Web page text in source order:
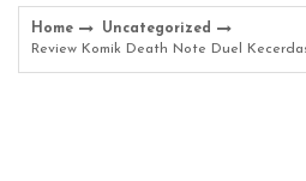
Home
Uncategorized
Review Komik Death Note Duel